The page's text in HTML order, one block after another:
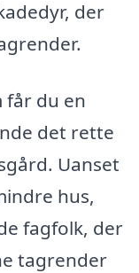
der
får du en
det rette
Uanset
hus,
fagfolk, der
tagrender